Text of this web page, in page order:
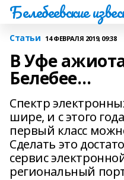
Белебеевские
Статьи 14 ФЕВРАЛЯ 2019, 09:38
В Уфе
Белебее…
Спектр
шире, и с этого
первый класс
Сделать это
сервис
региональный